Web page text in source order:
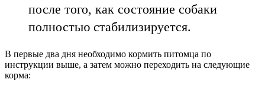
после того, как состояние собаки
полностью стабилизируется.
В первые два дня необходимо кормить питомца по
инструкции выше, а затем можно переходить на следующие
корма: